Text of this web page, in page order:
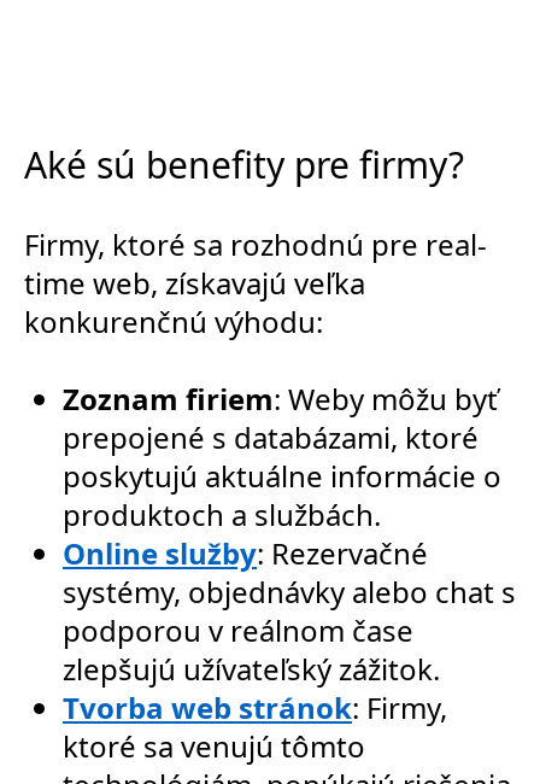
Aké sú benefity pre firmy?
Firmy, ktoré sa rozhodnú pre real-
time web, získavajú veľka
konkurenčnú výhodu:
Zoznam firiem: Weby môžu byť
prepojené s databázami, ktoré
poskytujú aktuálne informácie o
produktoch a službách.
Online služby: Rezervačné
systémy, objednávky alebo chat s
podporou v reálnom čase
zlepšujú užívateľský zážitok.
Tvorba web stránok: Firmy,
ktoré sa venujú tômto